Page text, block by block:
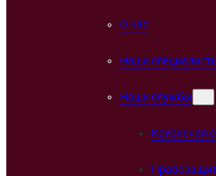
О нас
Наши
Наши службы
Кризисная